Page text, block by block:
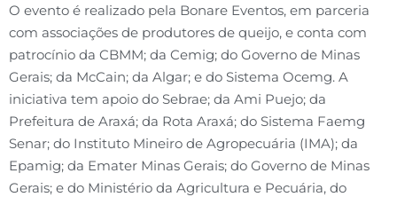
O evento é realizado pela Bonare Eventos, em parceria
com associações de produtores de queijo, e conta com
patrocínio da CBMM; da Cemig; do Governo de Minas
Gerais; da McCain; da Algar; e do Sistema Ocemg. A
iniciativa tem apoio do Sebrae; da Ami Puejo; da
Prefeitura de Araxá; da Rota Araxá; do Sistema Faemg
Senar; do Instituto Mineiro de Agropecuária (IMA); da
Epamig; da Emater Minas Gerais; do Governo de Minas
Gerais; e do Ministério da Agricultura e Pecuária, do